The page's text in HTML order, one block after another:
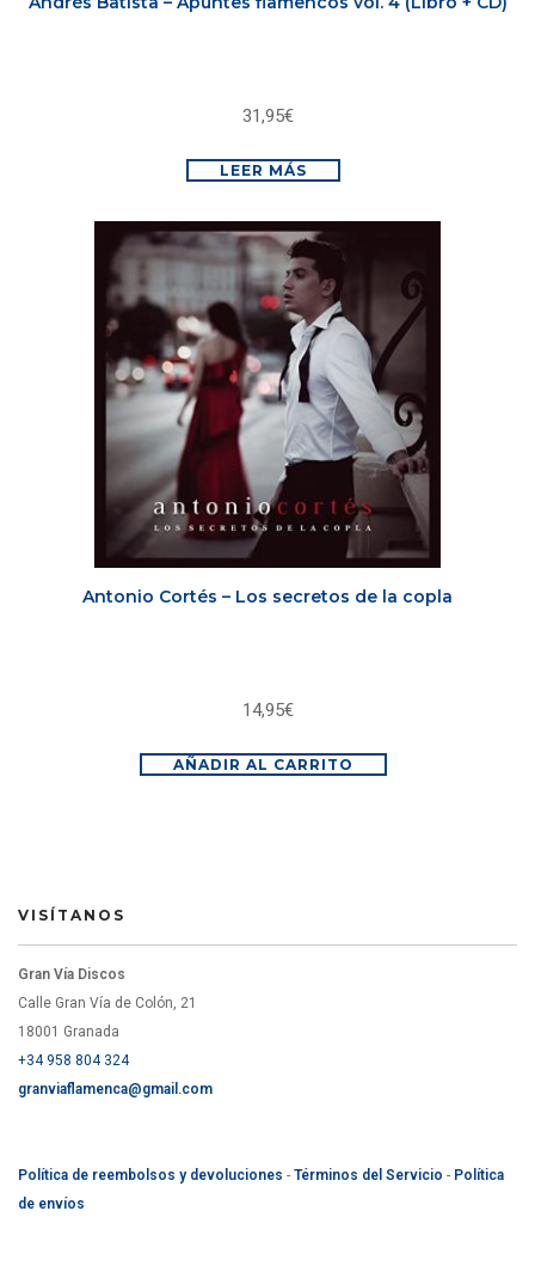
31,95€
LEER MÁS
Antonio Cortés – Los secretos de la copla
14,95€
AÑADIR AL CARRITO
VISÍTANOS
Gran Vía Discos
Calle Gran Vía de Colón, 21
18001 Granada
+34 958 804 324
granviaflamenca@gmail.com
Política de reembolsos y devoluciones - Términos del Servicio - Política
de envíos